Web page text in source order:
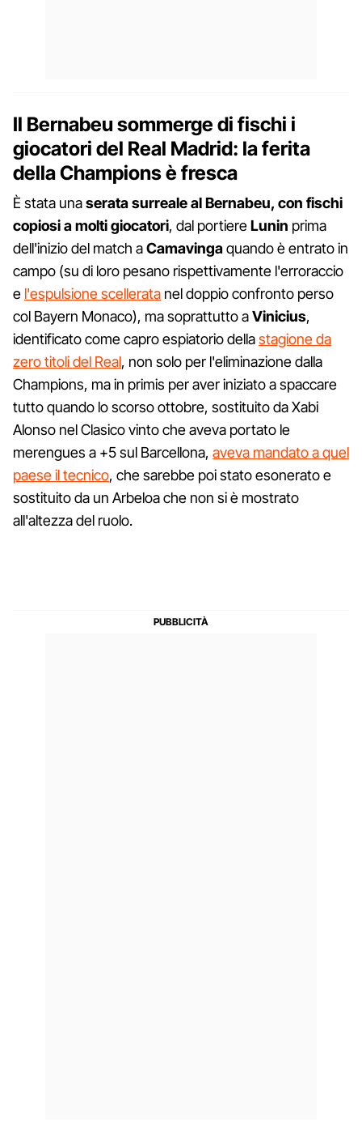
Il Bernabeu sommerge di fischi i
giocatori del Real Madrid: la ferita
della Champions è fresca
È stata unaserata surreale al Bernabeu, con fischi
copiosi a molti giocatori, dal portiereLunin prima
dell'inizio del match aCamavingaquando è entrato in
campo (su di loro pesano rispettivamente l'erroraccio
e l'espulsione scellerata nel doppio confronto perso
col Bayern Monaco), ma soprattutto aVinicius,
identificato come capro espiatorio dellastagione da
zero titoli del Real, non solo per l'eliminazione dalla
Champions, ma in primis per aver iniziato a spaccare
tutto quando lo scorso ottobre, sostituito da Xabi
Alonso nel Clasico vinto che aveva portato le
merengues a +5 sul Barcellona, aveva mandato a quel
paese il tecnico, che sarebbe poi stato esonerato e
sostituito da un Arbeloa che non si è mostrato
all'altezza del ruolo.